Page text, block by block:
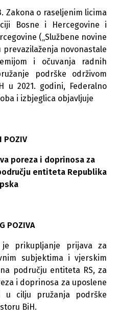
Zakona o raseljenim licima
Bosne i Hercegovine i
(„Službene novine
prevazilaženja novonastale
i očuvanja radnih
podrške održivom
u 2021. godini, Federalno
i izbjeglica objavljuje
POZIV
poreza i doprinosa za
entiteta Republika
je prikupljanje prijava za
subjektima i vjerskim
području entiteta RS, za
i doprinosa za uposlene
u cilju pružanja podrške
BiH.